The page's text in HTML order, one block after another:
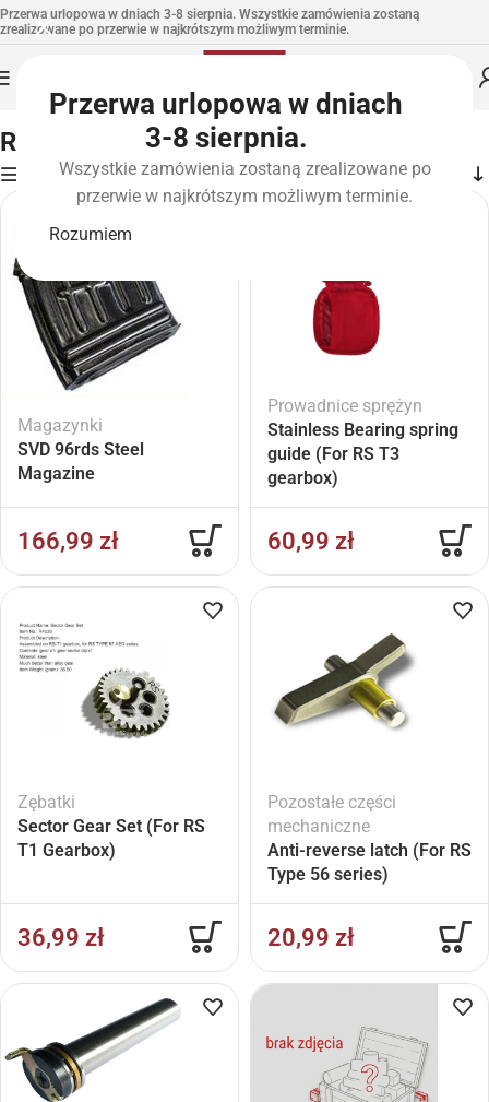
Przerwa urlopowa w dniach
3-8 sierpnia.
Wszystkie zamówienia zostaną zrealizowane po
przerwie w najkrótszym możliwym terminie.
Rozumiem
Przerwa urlopowa w dniach 3-8 sierpnia. Wszystkie zamówienia zostaną
zrealizowane po przerwie w najkrótszym możliwym terminie.
Strona główna»Marki» Real Sword
Real Sword
Filters
Magazynki
SVD 96rds Steel
Magazine
166,99 zł
Prowadnice sprężyn
Stainless Bearing spring
guide (For RS T3
gearbox)
60,99 zł
Zębatki
Sector Gear Set (For RS
T1 Gearbox)
36,99 zł
Pozostałe części
mechaniczne
Anti-reverse latch (For RS
Type 56 series)
20,99 zł